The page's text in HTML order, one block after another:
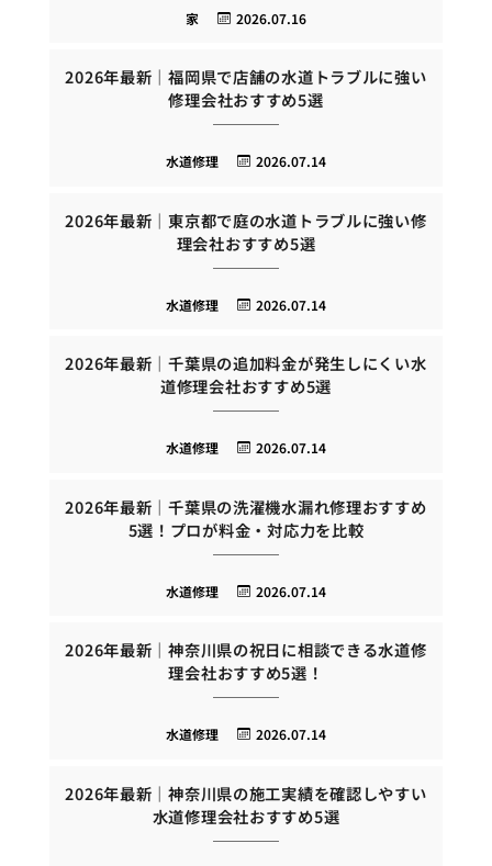
2026.07.16
家
2026年最新｜福岡県で店舗の水道トラブルに強い
修理会社おすすめ5選
2026.07.14
水道修理
2026年最新｜東京都で庭の水道トラブルに強い修
理会社おすすめ5選
2026.07.14
水道修理
2026年最新｜千葉県の追加料金が発生しにくい水
道修理会社おすすめ5選
2026.07.14
水道修理
2026年最新｜千葉県の洗濯機水漏れ修理おすすめ
5選！プロが料金・対応力を比較
2026.07.14
水道修理
2026年最新｜神奈川県の祝日に相談できる水道修
理会社おすすめ5選！
2026.07.14
水道修理
2026年最新｜神奈川県の施工実績を確認しやすい
水道修理会社おすすめ5選